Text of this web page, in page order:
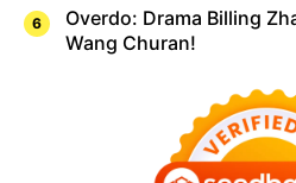
Overdo: Drama Billing
Wang Churan!